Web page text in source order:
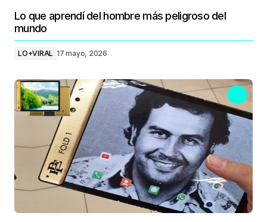
Lo que aprendí del hombre más peligroso del
mundo
LO+VIRAL 17 mayo, 2026